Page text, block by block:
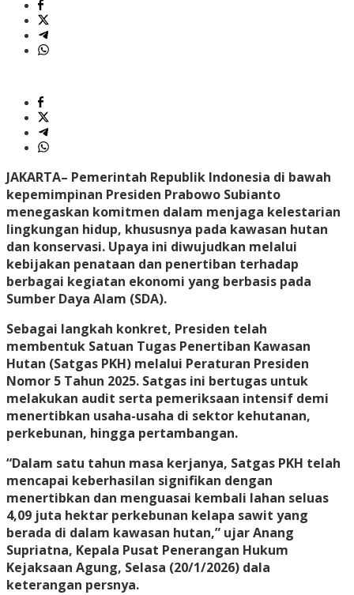
JAKARTA– Pemerintah Republik Indonesia di bawah
kepemimpinan Presiden Prabowo Subianto
menegaskan komitmen dalam menjaga kelestarian
lingkungan hidup, khususnya pada kawasan hutan
dan konservasi. Upaya ini diwujudkan melalui
kebijakan penataan dan penertiban terhadap
berbagai kegiatan ekonomi yang berbasis pada
Sumber Daya Alam (SDA).
Sebagai langkah konkret, Presiden telah
membentuk Satuan Tugas Penertiban Kawasan
Hutan (Satgas PKH) melalui Peraturan Presiden
Nomor 5 Tahun 2025. Satgas ini bertugas untuk
melakukan audit serta pemeriksaan intensif demi
menertibkan usaha-usaha di sektor kehutanan,
perkebunan, hingga pertambangan.
“Dalam satu tahun masa kerjanya, Satgas PKH telah
mencapai keberhasilan signifikan dengan
menertibkan dan menguasai kembali lahan seluas
4,09 juta hektar perkebunan kelapa sawit yang
berada di dalam kawasan hutan,” ujar Anang
Supriatna, Kepala Pusat Penerangan Hukum
Kejaksaan Agung, Selasa (20/1/2026) dala
keterangan persnya.